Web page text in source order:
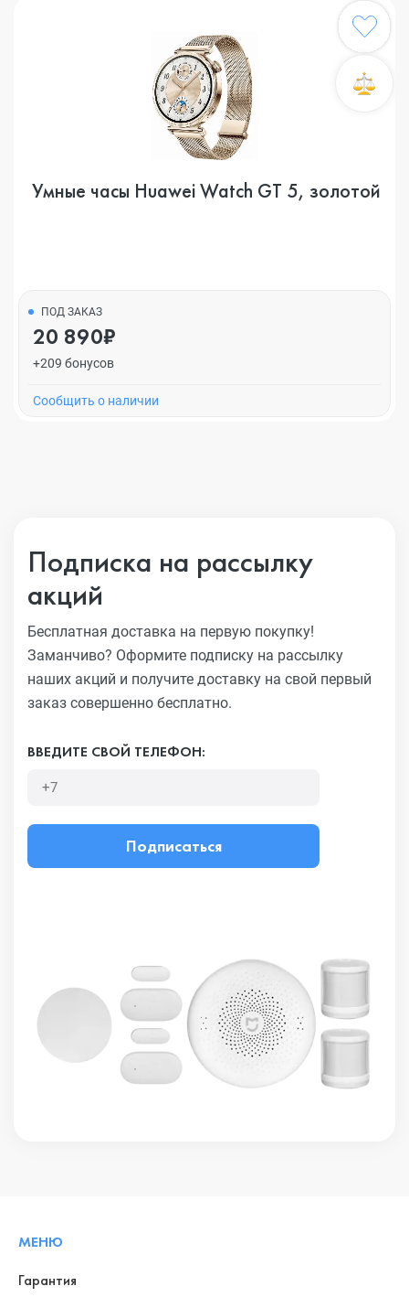
Умные часы Huawei Watch GT 5, золотой
ПОД ЗАКАЗ
20 890₽
+209 бонусов
Cообщить о наличии
Подписка на рассылку
акций
Бесплатная доставка на первую покупку!
Заманчиво? Оформите подписку на рассылку
наших акций и получите доставку на свой первый
заказ совершенно бесплатно.
ВВЕДИТЕ СВОЙ ТЕЛЕФОН:
Подписаться
МЕНЮ
Гарантия